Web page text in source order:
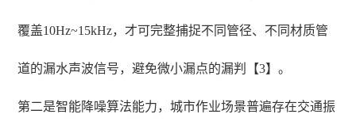
覆盖10Hz~15kHz，才可完整捕捉不同管径、不同材质管
道的漏水声波信号，避免微小漏点的漏判【3】。
第二是智能降噪算法能力，城市作业场景普遍存在交通振